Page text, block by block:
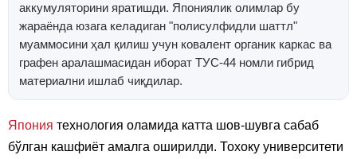
аккумуляторини яратишди. Япониялик олимлар бу
жараёнда юзага келадиган "полисулфидли шаттл"
муаммосини ҳал қилиш учун ковалент органик каркас ва
графен аралашмасидан иборат ТУС-44 номли гибрид
материални ишлаб чиқдилар.
Япония технология оламида катта шов-шувга сабаб
бўлган кашфиёт амалга оширилди. Тохоку университети